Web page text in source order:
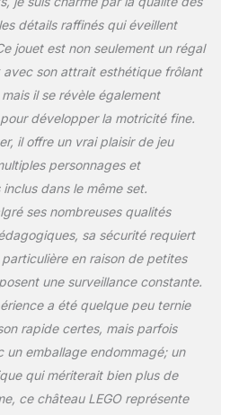
des accessoires
bâton, des
papillons, des petits
gâteaux et des
calices Ce jouet
LEGO 4 ans et plus
est livré avec des
briques de
démarrage qui
donnent aux jeunes
une base solide
pour leur
construction, et
chaque sachet de
briques contient un
jouet à construire
LEGO Disney
Princesse
détails raffinés qui éveillent
jouet est non seulement un régal
avec son attrait esthétique frôlant
il se révèle également
développer la motricité fine.
il offre un vrai plaisir de jeu
personnages et
dans le même set.
ses nombreuses qualités
sa sécurité requiert
en raison de petites
une surveillance constante.
a été quelque peu ternie
rapide certes, mais parfois
un emballage endommagé; un
qui mériterait bien plus de
ce château LEGO représente